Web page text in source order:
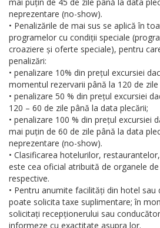
neprezentare (no-show).
• Penalizările de mai sus se aplică în
programelor cu condiții speciale
croaziere și oferte speciale), pentru
penalizări:
• penalizare 10% din prețul excursiei
momentul rezervarii până la 120 de
• penalizare 50 % din prețul excursiei
120 – 60 de zile până la data plecării;
• penalizare 100 % din prețul excursiei
mai puțin de 60 de zile până la data
neprezentare (no-show).
• Clasificarea hotelurilor,
este cea oficial atribuită de organele
respective.
• Pentru anumite facilități din hotel sau
poate solicita taxe suplimentare; în
solicitați recepționerului sau
informeze cu exactitate asupra lor.